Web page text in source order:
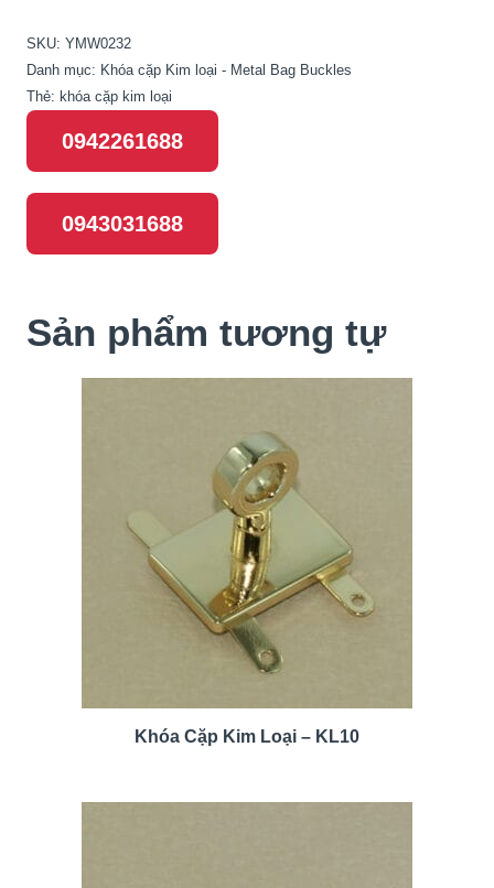
SKU: YMW0232
Danh mục: Khóa cặp Kim loại - Metal Bag Buckles
Thẻ: khóa cặp kim loại
0942261688
0943031688
Sản phẩm tương tự
Khóa Cặp Kim Loại – KL10